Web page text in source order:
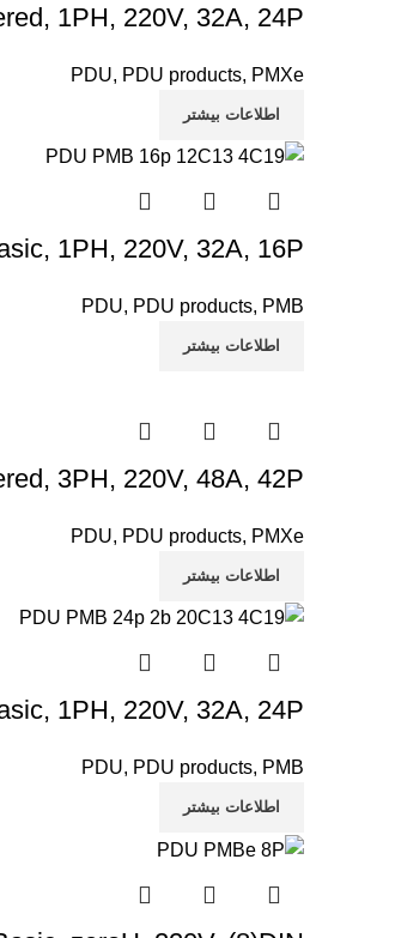
1PH, 220V, 32A, 24P
PDU, PDU products, PMXe
اطلاعات بیشتر
1PH, 220V, 32A, 16P
PDU, PDU products, PMB
اطلاعات بیشتر
3PH, 220V, 48A, 42P
PDU, PDU products, PMXe
اطلاعات بیشتر
1PH, 220V, 32A, 24P
PDU, PDU products, PMB
اطلاعات بیشتر